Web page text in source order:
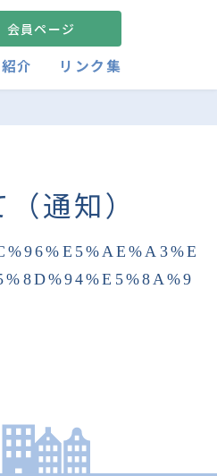
会員ページ
介 リンク集
通知）